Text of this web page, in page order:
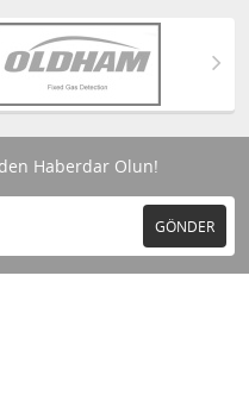
Haberdar Olun!
GÖNDER